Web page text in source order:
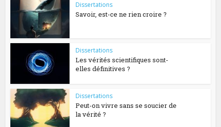
Dissertations
Savoir, est-ce ne rien croire ?
Dissertations
Les vérités scientifiques sont-
elles définitives ?
Dissertations
Peut-on vivre sans se soucier de
la vérité ?